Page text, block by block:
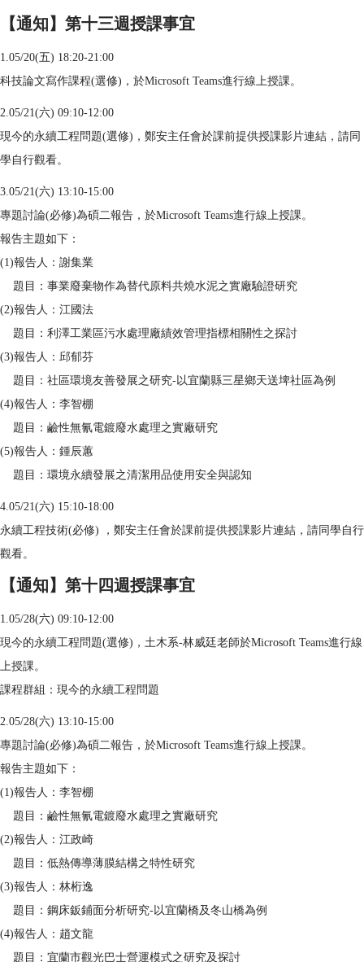
【通知】第十三週授課事宜
1.05/20(五) 18:20-21:00
科技論文寫作課程(選修)，於Microsoft Teams進行線上授課。
2.05/21(六) 09:10-12:00
現今的永續工程問題(選修)，鄭安主任會於課前提供授課影片連結，請同
學自行觀看。
3.05/21(六) 13:10-15:00
專題討論(必修)為碩二報告，於Microsoft Teams進行線上授課。
報告主題如下：
(1)報告人：謝集業
題目：事業廢棄物作為替代原料共燒水泥之實廠驗證研究
(2)報告人：江國法
題目：利澤工業區污水處理廠績效管理指標相關性之探討
(3)報告人：邱郁芬
題目：社區環境友善發展之研究-以宜蘭縣三星鄉天送埤社區為例
(4)報告人：李智棚
題目：鹼性無氰電鍍廢水處理之實廠研究
(5)報告人：鍾辰蕙
題目：環境永續發展之清潔用品使用安全與認知
4.05/21(六) 15:10-18:00
永續工程技術(必修) ，鄭安主任會於課前提供授課影片連結，請同學自行
觀看。
【通知】第十四週授課事宜
1.05/28(六) 09:10-12:00
現今的永續工程問題(選修)，土木系-林威廷老師於Microsoft Teams進行線
上授課。
課程群組：現今的永續工程問題
2.05/28(六) 13:10-15:00
專題討論(必修)為碩二報告，於Microsoft Teams進行線上授課。
報告主題如下：
(1)報告人：李智棚
題目：鹼性無氰電鍍廢水處理之實廠研究
(2)報告人：江政崎
題目：低熱傳導薄膜結構之特性研究
(3)報告人：林桁逸
題目：鋼床鈑鋪面分析研究-以宜蘭橋及冬山橋為例
(4)報告人：趙文龍
題目：宜蘭市觀光巴士營運模式之研究及探討